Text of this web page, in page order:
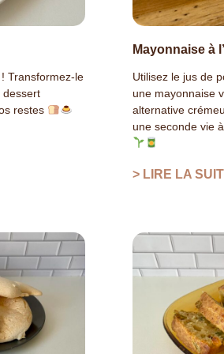
Transformez-le
dessert
restes
Mayonnaise à
Utilisez le jus de
une mayonnaise
alternative
une seconde vie
> LIRE LA